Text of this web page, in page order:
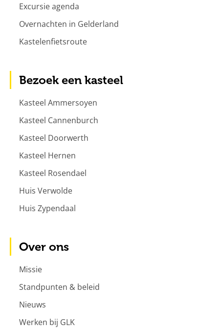
Excursie agenda
Overnachten in Gelderland
Kastelenfietsroute
Bezoek een kasteel
Kasteel Ammersoyen
Kasteel Cannenburch
Kasteel Doorwerth
Kasteel Hernen
Kasteel Rosendael
Huis Verwolde
Huis Zypendaal
Over ons
Missie
Standpunten & beleid
Nieuws
Werken bij GLK